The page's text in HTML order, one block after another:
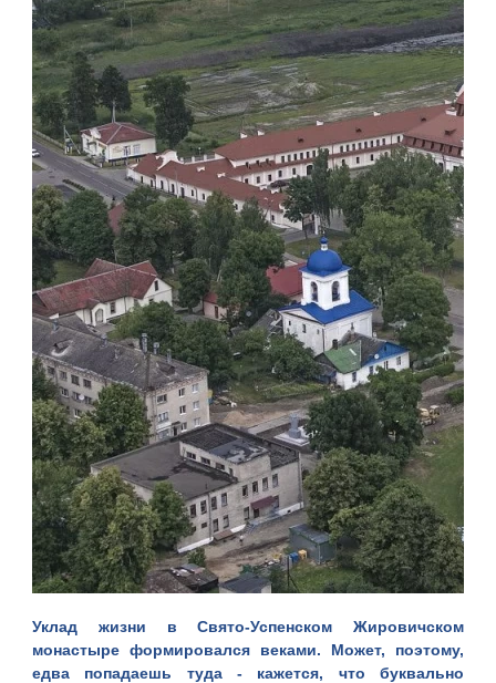
Уклад жизни вСвято-Успенском Жировичском
монастыре формировался веками. Может, поэтому,
едва попадаешь туда - кажется, что буквально